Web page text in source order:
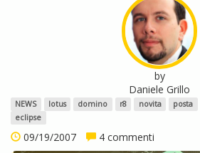
by
Daniele Grillo
NEWS lotus domino r8 novita posta
eclipse
09/19/2007 4 commenti